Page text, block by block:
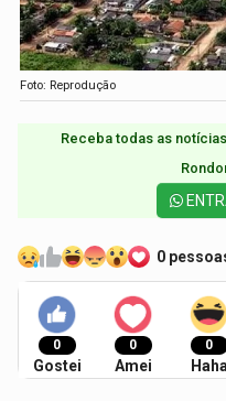
Foto: Reprodução
Receba todas as
0
0
Gostei
0
Amei
0
Haha